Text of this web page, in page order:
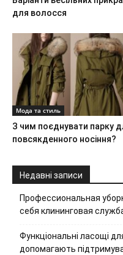
для волосся
Мода та стиль
З чим поєднувати парку
повсякденного носіння?
Недавні записи
Профессиональная
себя клининговая
Функціональні ласощі
допомагають